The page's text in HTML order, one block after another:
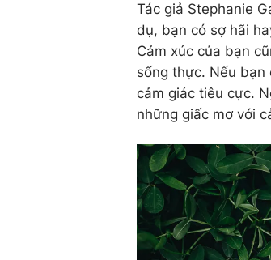
Tác giả Stephanie
dụ, bạn có sợ hãi
Cảm xúc của bạn
sống thực. Nếu bạn
cảm giác tiêu cực.
những giấc mơ với